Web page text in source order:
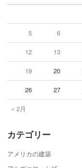
« 2月
5 6
12 13
19 20
26 27
カテゴリー
アメリカの建築